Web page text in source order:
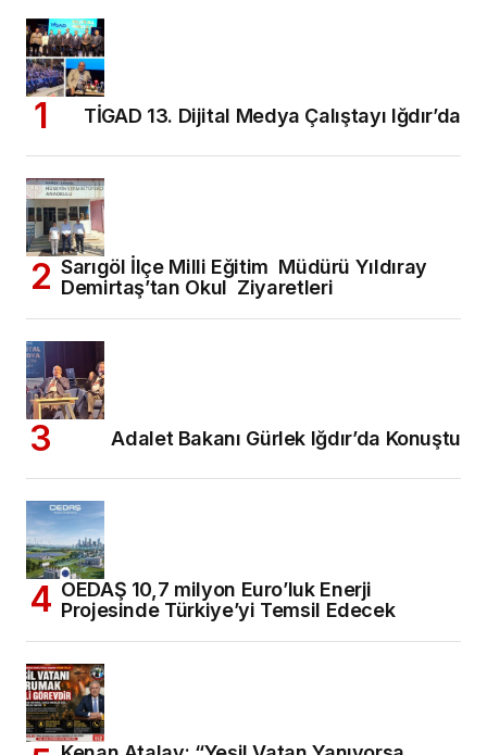
TİGAD 13. Dijital Medya Çalıştayı Iğdır’da
Sarıgöl İlçe Milli Eğitim Müdürü Yıldıray
Demirtaş’tan Okul Ziyaretleri
Adalet Bakanı Gürlek Iğdır’da Konuştu
OEDAŞ 10,7 milyon Euro’luk Enerji
Projesinde Türkiye’yi Temsil Edecek